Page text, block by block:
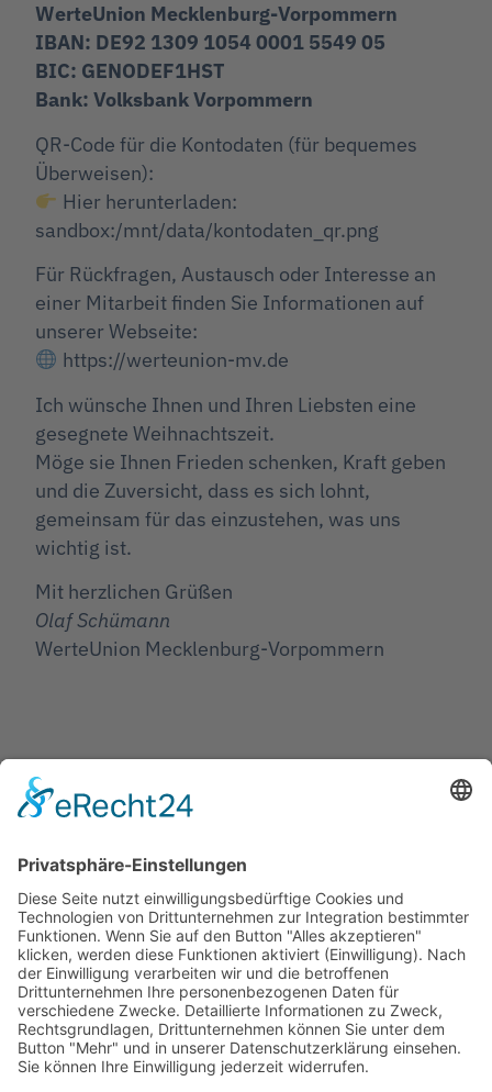
WerteUnion Mecklenburg-Vorpommern
IBAN: DE92 1309 1054 0001 5549 05
BIC: GENODEF1HST
Bank: Volksbank Vorpommern
QR-Code für die Kontodaten (für bequemes
Überweisen):
Hier herunterladen:
sandbox:/mnt/data/kontodaten_qr.png
Für Rückfragen, Austausch oder Interesse an
einer Mitarbeit finden Sie Informationen auf
unserer Webseite:
https://werteunion-mv.de
Ich wünsche Ihnen und Ihren Liebsten eine
gesegnete Weihnachtszeit.
Möge sie Ihnen Frieden schenken, Kraft geben
und die Zuversicht, dass es sich lohnt,
gemeinsam für das einzustehen, was uns
wichtig ist.
Mit herzlichen Grüßen
Olaf Schümann
WerteUnion Mecklenburg-Vorpommern
Jetzt teilen
Facebook Twitter
Pinterest WhatsApp Telegram
XING Email